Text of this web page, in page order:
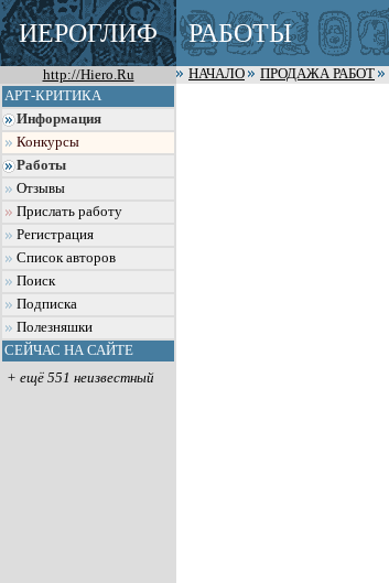
ИЕРОГЛИФ РАБОТЫ
http://Hiero.Ru НАЧАЛО ПРОДАЖА РАБОТ
АРТ-КРИТИКА
Информация
Конкурсы
Работы
Отзывы
Прислать работу
Регистрация
Список авторов
Поиск
Подписка
Полезняшки
СЕЙЧАС НА САЙТЕ
+ ещё 551 неизвестный